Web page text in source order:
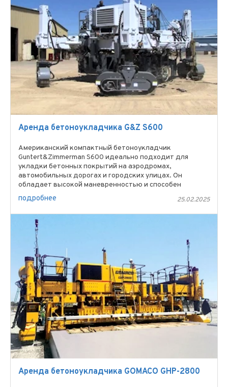
Аренда бетоноукладчика G&Z S600
Американский компактный бетоноукладчик
Guntert&Zimmerman S600 идеально подходит для
укладки бетонных покрытий на аэродромах,
автомобильных дорогах и городских улицах. Он
обладает высокой маневренностью и способен
эффективно выполнять работы по ...
подробнее 25.02.2025
Аренда бетоноукладчика GOMACO GHP-2800